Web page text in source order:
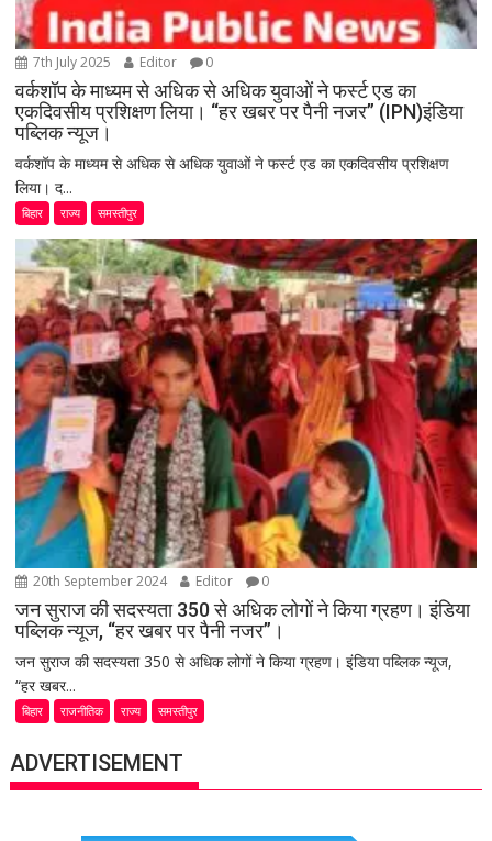
7th July 2025 Editor 0
वर्कशॉप के माध्यम से अधिक से अधिक युवाओं ने फर्स्ट एड का
एकदिवसीय प्रशिक्षण लिया। “हर खबर पर पैनी नजर” (IPN)इंडिया
पब्लिक न्यूज।
वर्कशॉप के माध्यम से अधिक से अधिक युवाओं ने फर्स्ट एड का एकदिवसीय प्रशिक्षण
लिया। द...
बिहार राज्य समस्तीपुर
20th September 2024 Editor 0
जन सुराज की सदस्यता 350 से अधिक लोगों ने किया ग्रहण। इंडिया
पब्लिक न्यूज, “हर खबर पर पैनी नजर”।
जन सुराज की सदस्यता 350 से अधिक लोगों ने किया ग्रहण। इंडिया पब्लिक न्यूज,
“हर खबर...
बिहार राजनीतिक राज्य समस्तीपुर
ADVERTISEMENT